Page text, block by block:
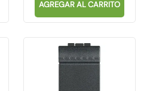
AGREGAR AL CARRITO